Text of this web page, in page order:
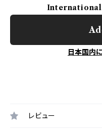
日本国内
レビュー